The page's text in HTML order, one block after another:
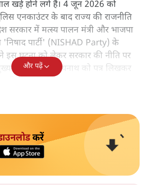
खड़े होने लगे हैं। 4 जून 2026 को
एनकाउंटर के बाद राज्य की राजनीति
सरकार में मत्स्य पालन मंत्री और भाजपा
पार्टी' (NISHAD Party) के
इस घटना को लेकर सरकार की नीति पर
योगी आदित्यनाथ को पत्र लिखकर
की मांग की है।
और पढ़ें
करें